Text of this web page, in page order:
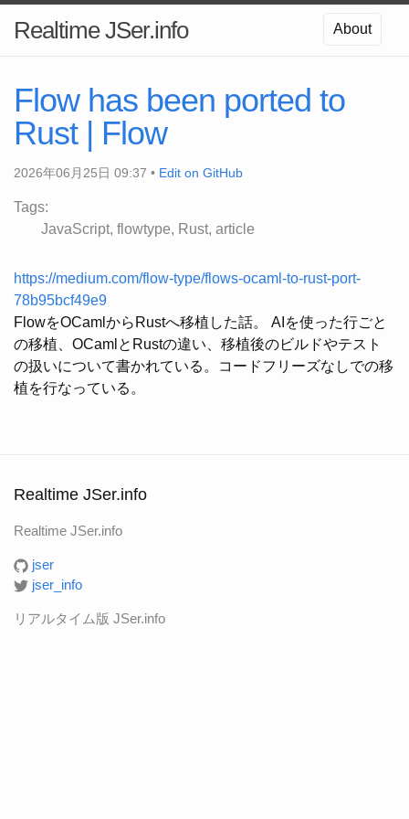
Realtime JSer.info About
Flow has been ported to
Rust | Flow
2026年06月25日 09:37 • Edit on GitHub
Tags:
JavaScript flowtype Rust article
https://medium.com/flow-type/flows-ocaml-to-rust-port-
78b95bcf49e9
FlowをOCamlからRustへ移植した話。 AIを使った行ごと
の移植、OCamlとRustの違い、移植後のビルドやテスト
の扱いについて書かれている。コードフリーズなしでの移
植を行なっている。
Realtime JSer.info
Realtime JSer.info
jser
jser_info
リアルタイム版 JSer.info